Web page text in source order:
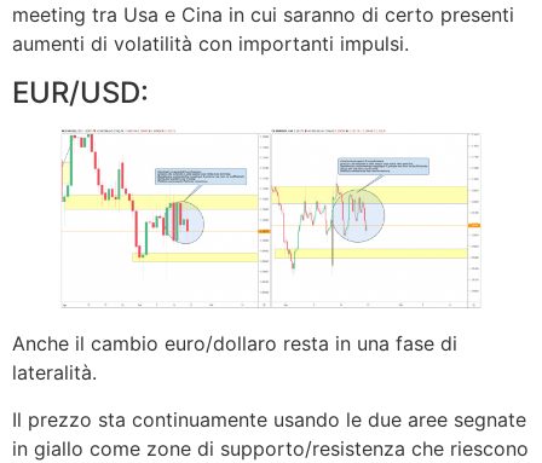
meeting tra Usa e Cina in cui saranno di certo presenti
aumenti di volatilità con importanti impulsi.
EUR/USD:
Anche il cambio euro/dollaro resta in una fase di
lateralità.
Il prezzo sta continuamente usando le due aree segnate
in giallo come zone di supporto/resistenza che riescono